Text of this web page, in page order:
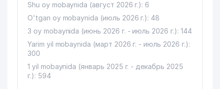
Shu oy mobaynida (август 2026 г.): 6
O'tgan oy mobaynida (июль 2026 г.): 48
3 oy mobaynida (июнь 2026 г. - июль 2026 г.): 144
Yarim yil mobaynida (март 2026 г. - июль 2026 г.):
300
1 yil mobaynida (январь 2025 г. - декабрь 2025
г.): 594